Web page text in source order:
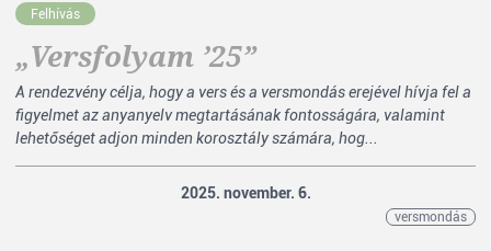
Felhívás
„Versfolyam ’25”
A rendezvény célja, hogy a vers és a versmondás erejével hívja fel a
figyelmet az anyanyelv megtartásának fontosságára, valamint
lehetőséget adjon minden korosztály számára, hog...
2025. november. 6.
versmondás